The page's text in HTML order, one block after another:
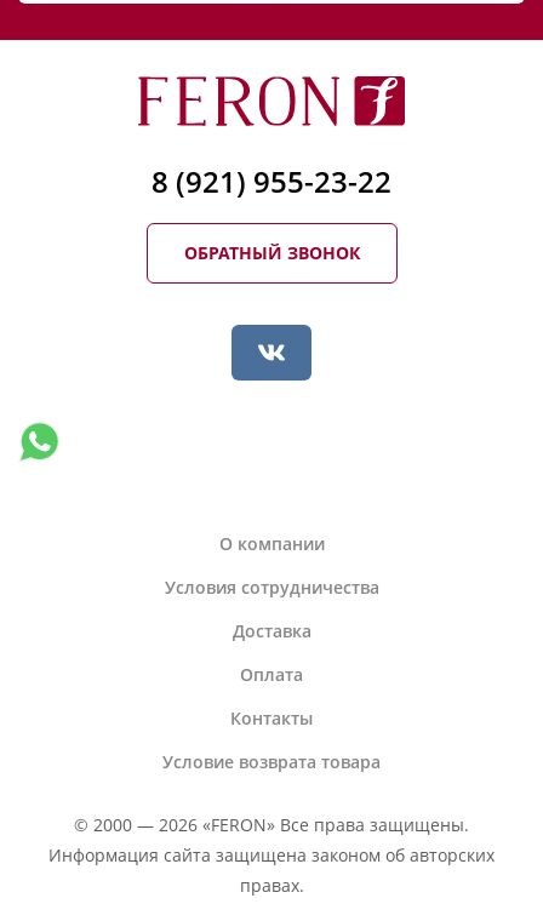
8 (921) 955-23-22
ОБРАТНЫЙ ЗВОНОК
О компании
Условия сотрудничества
Доставка
Оплата
Контакты
Условие возврата товара
© 2000 — 2026 «FERON» Все права защищены.
Информация сайта защищена законом об авторских
правах.